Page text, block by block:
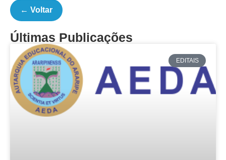
← Voltar
Últimas Publicações
EDITAIS